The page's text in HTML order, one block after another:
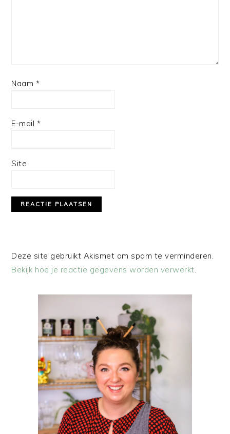
Naam *
E-mail *
Site
Deze site gebruikt Akismet om spam te verminderen.
Bekijk hoe je reactie gegevens worden verwerkt.